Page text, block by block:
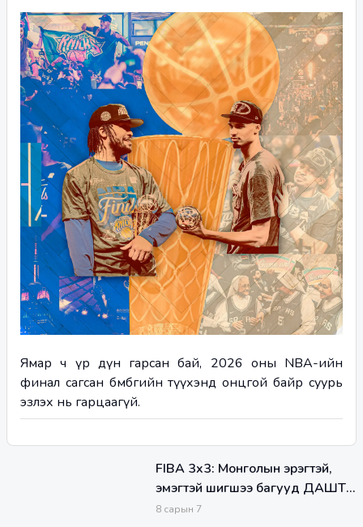
Ямар ч үр дүн гарсан бай, 2026 оны NBA-ийн
финал сагсан бөмбөгийн түүхэнд онцгой байр суурь
эзлэх нь гарцаагүй.
FIBA 3x3: Монголын эрэгтэй,
эмэгтэй шигшээ багууд ДАШТ-
ий эхний тоглолтуудаа хийлээ
8 сарын 7